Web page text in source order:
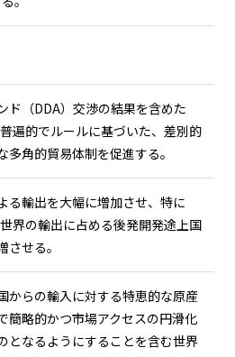
ド（DDA）交渉の結果を含めた
遍的でルールに基づいた、差別的
多角的貿易体制を促進する。
る輸出を大幅に増加させ、特に
界の輸出に占める後発開発途上国
させる。
からの輸入に対する特恵的な原産
簡略的かつ市場アクセスの円滑化
となるようにすることを含む世界